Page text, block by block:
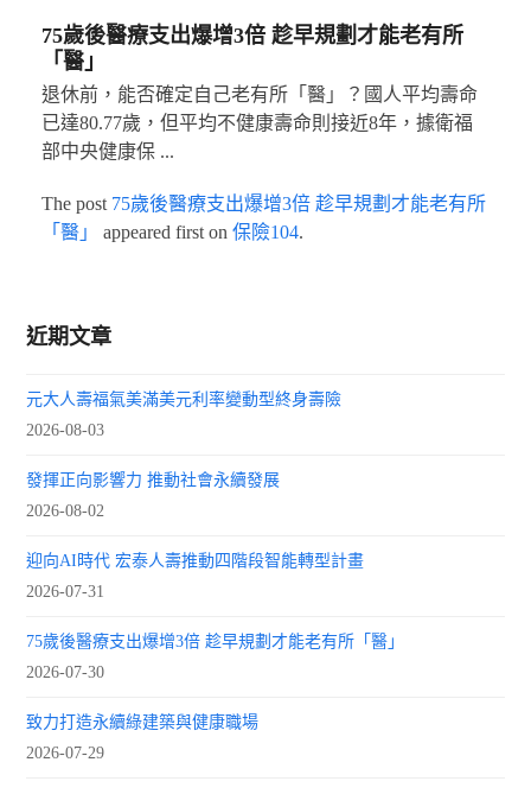
75歲後醫療支出爆增3倍 趁早規劃才能老有所
「醫」
退休前，能否確定自己老有所「醫」？國人平均壽命
已達80.77歲，但平均不健康壽命則接近8年，據衛福
部中央健康保 ...
The post 75歲後醫療支出爆增3倍 趁早規劃才能老有所
「醫」
appeared first on 保險104.
近期文章
元大人壽福氣美滿美元利率變動型終身壽險
2026-08-03
發揮正向影響力 推動社會永續發展
2026-08-02
迎向AI時代 宏泰人壽推動四階段智能轉型計畫
2026-07-31
75歲後醫療支出爆增3倍 趁早規劃才能老有所「醫」
2026-07-30
致力打造永續綠建築與健康職場
2026-07-29